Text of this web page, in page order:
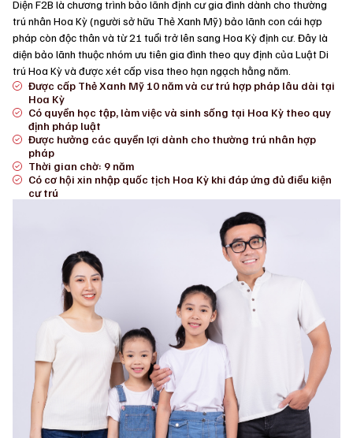
Diện F2B là chương trình bảo lãnh định cư gia đình dành cho thường
trú nhân Hoa Kỳ (người sở hữu Thẻ Xanh Mỹ) bảo lãnh con cái hợp
pháp còn độc thân và từ 21 tuổi trở lên sang Hoa Kỳ định cư. Đây là
diện bảo lãnh thuộc nhóm ưu tiên gia đình theo quy định của Luật Di
trú Hoa Kỳ và được xét cấp visa theo hạn ngạch hằng năm.
Được cấp Thẻ Xanh Mỹ 10 năm và cư trú hợp pháp lâu dài tại
Hoa Kỳ
Có quyền học tập, làm việc và sinh sống tại Hoa Kỳ theo quy
định pháp luật
Được hưởng các quyền lợi dành cho thường trú nhân hợp
pháp
Thời gian chờ: 9 năm
Có cơ hội xin nhập quốc tịch Hoa Kỳ khi đáp ứng đủ điều kiện
cư trú